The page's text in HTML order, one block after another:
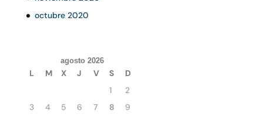
octubre 2020
agosto 2026
L M X J V S
D
1
2
3
4 5 6 7 8
9